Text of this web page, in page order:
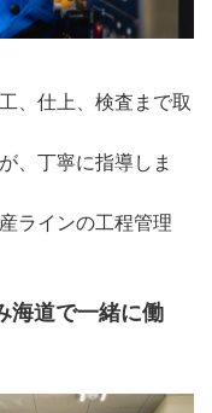
、仕上、検査まで取
、丁寧に指導しま
ラインの工程管理
海道で一緒に働